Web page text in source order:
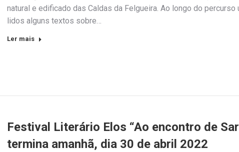
natural e edificado das Caldas da Felgueira. Ao longo do percurso
lidos alguns textos sobre…
Ler mais
Festival Literário Elos “Ao encontro de
termina amanhã, dia 30 de abril 2022